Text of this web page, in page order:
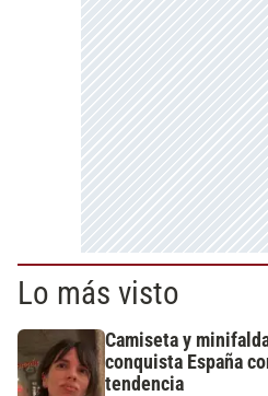
Lo más visto
Camiseta y
conquista España
tendencia